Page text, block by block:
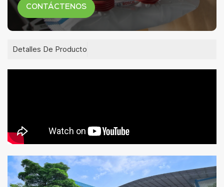
CONTÁCTENOS
Detalles De Producto